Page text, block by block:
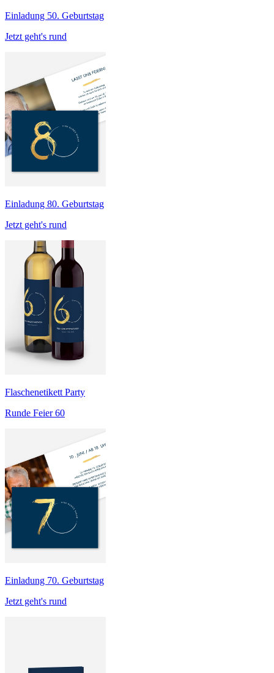
Einladung 50. Geburtstag
Jetzt geht's rund
Einladung 80. Geburtstag
Jetzt geht's rund
Flaschenetikett Party
Runde Feier 60
Einladung 70. Geburtstag
Jetzt geht's rund